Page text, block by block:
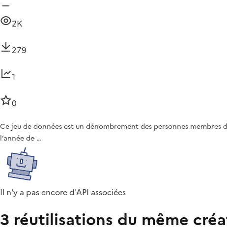
2K
279
1
0
Ce jeu de données est un dénombrement des personnes
l’année de …
Il n'y a pas encore d'API associées
3 réutilisations du même